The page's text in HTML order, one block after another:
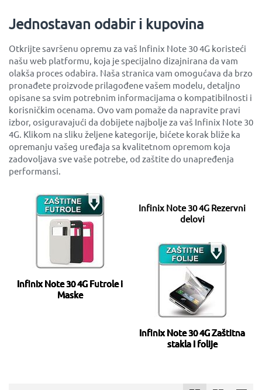
Jednostavan odabir i kupovina
Otkrijte savršenu opremu za vaš Infinix Note 30 4G koristeći
našu web platformu, koja je specijalno dizajnirana da vam
olakša proces odabira. Naša stranica vam omogućava da brzo
pronađete proizvode prilagođene vašem modelu, detaljno
opisane sa svim potrebnim informacijama o kompatibilnosti i
korisničkim ocenama. Ovo vam pomaže da napravite pravi
izbor, osiguravajući da dobijete najbolje za vaš Infinix Note 30
4G. Klikom na sliku željene kategorije, bićete korak bliže ka
opremanju vašeg uređaja sa kvalitetnom opremom koja
zadovoljava sve vaše potrebe, od zaštite do unapređenja
performansi.
Infinix Note 30 4G Futrole i
Maske
Infinix Note 30 4G Rezervni
delovi
Infinix Note 30 4G Zaštitna
stakla I folije